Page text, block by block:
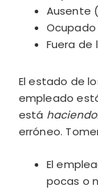
Ausente
Fuera de
El estado de
empleado
está haciendo
erróneo.
El
pocas o